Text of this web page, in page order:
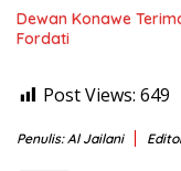
Dewan Konawe
Fordati
Post Views: 649
Penulis: Al Jailani